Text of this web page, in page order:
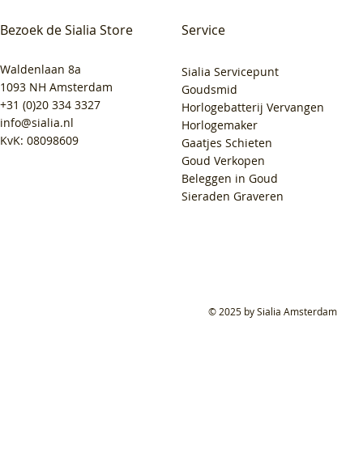
Bezoek de Sialia Store
Waldenlaan 8a
1093 NH Amsterdam
+31 (0)20 334 3327
info@sialia.nl
KvK: 08098609
Service
Sialia Servicepunt
Goudsmid
Horlogebatterij Vervangen
Horlogemaker
Gaatjes Schieten
Goud Verkopen
Beleggen in Goud
Sieraden Graveren
© 2025 by Sialia Amsterdam